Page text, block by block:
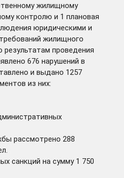
жилищному
контролю и 1 плановая
юридическими и
жилищного
результатам проведения
676 нарушений в
и выдано 1257
из них:
рассмотрено 288
санкций на сумму 1 750